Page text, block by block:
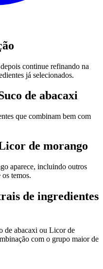
continue refinando na
já selecionados.
de abacaxi
que combinam bem com
de morango
aparece, incluindo outros
temos.
de ingredientes
de abacaxi ou Licor de
com o grupo maior de